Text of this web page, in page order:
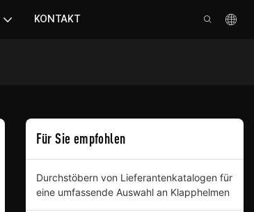
KONTAKT
Für Sie empfohlen
Durchstöbern von Lieferantenkatalogen für
eine umfassende Auswahl an Klapphelmen